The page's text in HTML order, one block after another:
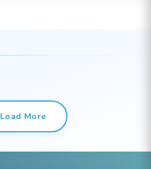
Load More